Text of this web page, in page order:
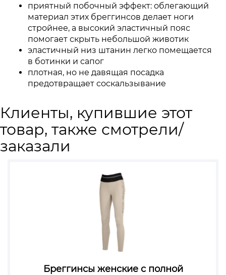
приятный побочный эффект: облегающий
материал этих бреггинсов делает ноги
стройнее, а высокий эластичный пояс
помогает скрыть небольшой животик
эластичный низ штанин легко помещается
в ботинки и сапог
плотная, но не давящая посадка
предотвращает соскальзывание
Клиенты, купившие этот
товар, также смотрели/
заказали
Бреггинсы женские с полной